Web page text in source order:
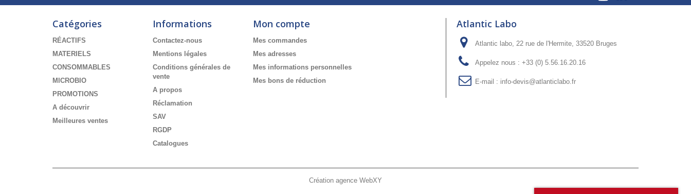
Catégories
RÉACTIFS
MATERIELS
CONSOMMABLES
MICROBIO
PROMOTIONS
A découvrir
Meilleures ventes
Informations
Contactez-nous
Mentions légales
Conditions générales de
vente
A propos
Réclamation
SAV
RGDP
Catalogues
Création agence WebXY
Mon compte
Mes commandes
Mes adresses
Mes informations personnelles
Mes bons de réduction
Atlantic Labo
Atlantic labo, 22 rue de l'Hermite, 33520 Bruges
Appelez nous : +33 (0) 5.56.16.20.16
E-mail : info-devis@atlanticlabo.fr